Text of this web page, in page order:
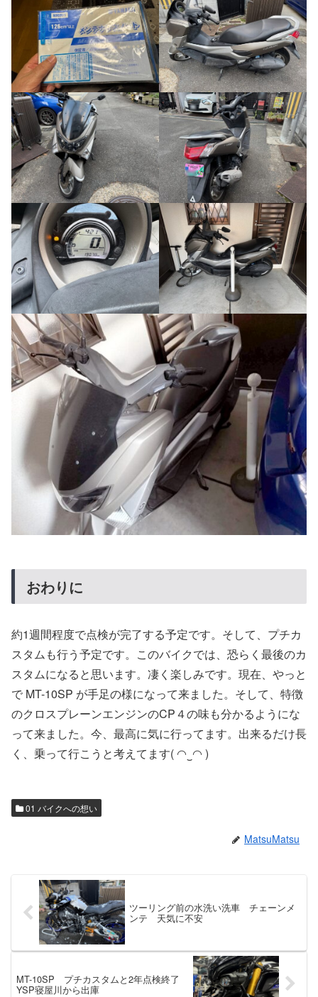
おわりに
約1週間程度で点検が完了する予定です。そして、プチカ
スタムも行う予定です。このバイクでは、恐らく最後のカ
スタムになると思います。凄く楽しみです。現在、やっと
で MT-10SP が手足の様になって来ました。そして、特徴
のクロスプレーンエンジンのCP４の味も分かるようにな
って来ました。今、最高に気に行ってます。出来るだけ長
く、乗って行こうと考えてます( ◠‿◠ )
01 バイクへの想い
MatsuMatsu
ツーリング前の水洗い洗車 チェーンメ
ンテ 天気に不安
MT-10SP プチカスタムと2年点検終了
YSP寝屋川から出庫